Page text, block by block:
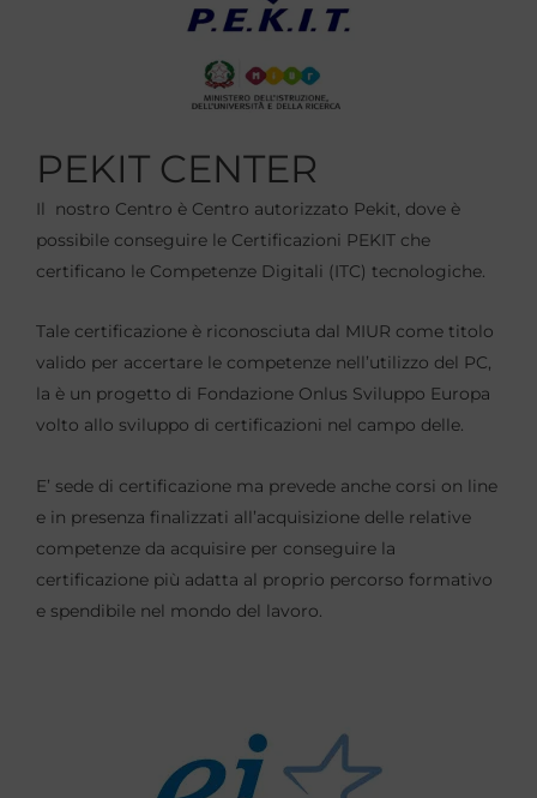
PEKIT CENTER
Il nostro Centro è Centro autorizzato Pekit, dove è
possibile conseguire le Certificazioni PEKIT che
certificano le Competenze Digitali (ITC) tecnologiche.
Tale certificazione è riconosciuta dal MIUR come titolo
valido per accertare le competenze nell’utilizzo del PC,
la è un progetto di Fondazione Onlus Sviluppo Europa
volto allo sviluppo di certificazioni nel campo delle.
E’ sede di certificazione ma prevede anche corsi on line
e in presenza finalizzati all’acquisizione delle relative
competenze da acquisire per conseguire la
certificazione più adatta al proprio percorso formativo
e spendibile nel mondo del lavoro.